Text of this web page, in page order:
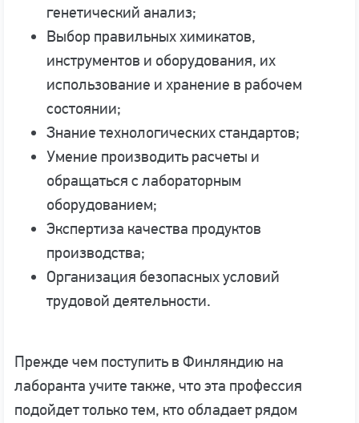
генетический анализ;
Выбор правильных химикатов,
инструментов и оборудования, их
использование и хранение в рабочем
состоянии;
Знание технологических стандартов;
Умение производить расчеты и
обращаться с лабораторным
оборудованием;
Экспертиза качества продуктов
производства;
Организация безопасных условий
трудовой деятельности.
Прежде чем поступить в Финляндию на
лаборанта учите также, что эта профессия
подойдет только тем, кто обладает рядом